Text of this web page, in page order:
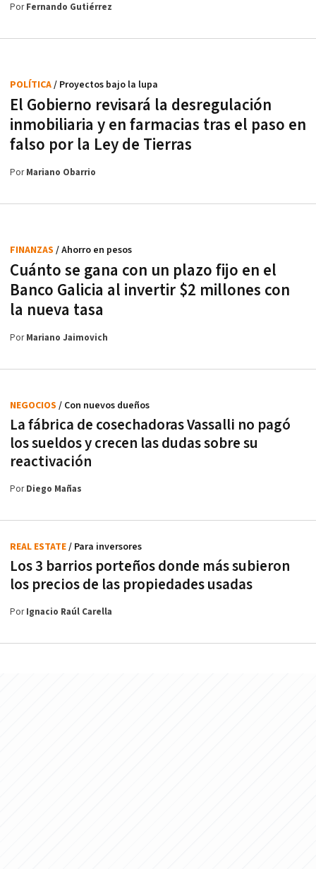
PorFernando Gutiérrez
El Gobierno revisará la desregulación
inmobiliaria y en farmacias tras el paso en
falso por la Ley de Tierras
POLÍTICA/ Proyectos bajo la lupa
PorMariano Obarrio
Cuánto se gana con un plazo fijo en el
Banco Galicia al invertir $2 millones con
la nueva tasa
FINANZAS / Ahorro en pesos
PorMariano Jaimovich
La fábrica de cosechadoras Vassalli no pagó
los sueldos y crecen las dudas sobre su
reactivación
NEGOCIOS / Con nuevos dueños
PorDiego Mañas
Los 3 barrios porteños donde más subieron
los precios de las propiedades usadas
REAL ESTATE/ Para inversores
PorIgnacio Raúl Carella